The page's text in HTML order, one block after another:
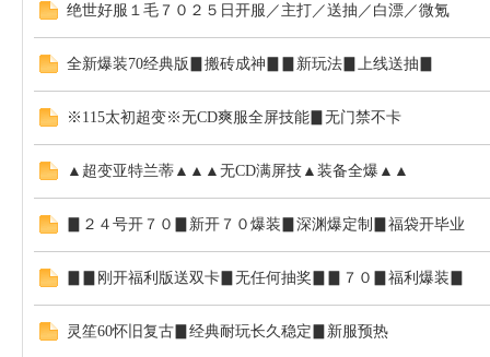
绝世好服１毛７０２５日开服／主打／送抽／白漂／微氪
全新爆装70经典版▊搬砖成神▊▊新玩法▊上线送抽▊
※115太初超变※无CD爽服全屏技能▊无门禁不卡
▲超变亚特兰蒂▲▲▲无CD满屏技▲装备全爆▲▲
▊２４号开７０▊新开７０爆装▊深渊爆定制▊福袋开毕业
▊▊刚开福利版送双卡▊无任何抽奖▊▊７０▊福利爆装▊
灵笙60怀旧复古▊经典耐玩长久稳定▊新服预热